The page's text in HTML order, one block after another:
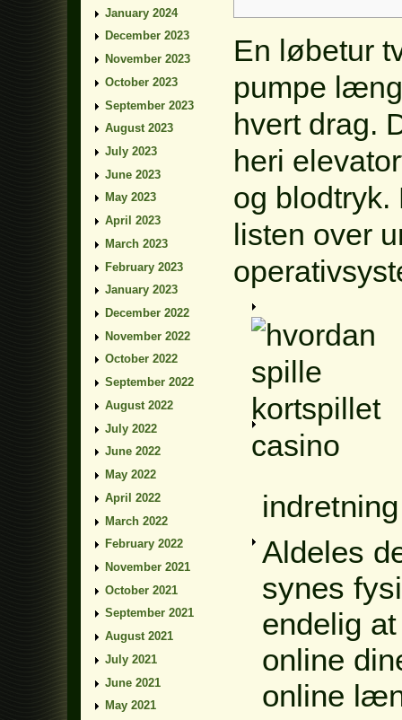
En løbetur
pumpe
hvert drag.
heri
og blodtryk.
listen over
Aldeles
synes
endelig
online
online
January 2024
December 2023
November 2023
October 2023
September 2023
August 2023
July 2023
June 2023
May 2023
April 2023
March 2023
February 2023
January 2023
December 2022
November 2022
October 2022
September 2022
August 2022
July 2022
June 2022
May 2022
April 2022
March 2022
February 2022
November 2021
October 2021
September 2021
August 2021
July 2021
June 2021
May 2021